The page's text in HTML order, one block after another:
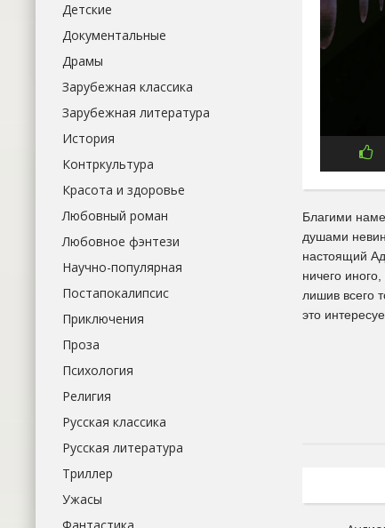
Благими
душами
настоящий
ничего
лишив всего
это
Детские
Документальные
Драмы
Зарубежная классика
Зарубежная литература
История
Контркультура
Красота и здоровье
Любовный роман
Любовное фэнтези
Научно-популярная
Постапокалипсис
Приключения
Проза
Психология
Религия
Русская классика
Русская литература
Триллер
Ужасы